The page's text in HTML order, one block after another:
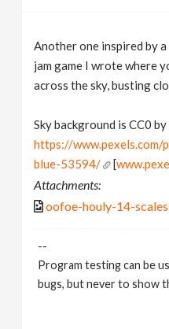
Another one inspired by a
jam game I wrote where
across the sky, busting
Sky background is CC0
https://
blue-53594/
[
Attachments:
oofoe-houly-14-
--
Program testing can be
bugs, but never to show